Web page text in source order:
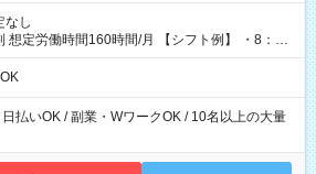
なし
時間160時間/月 【シフト例】 ・8：00
払いOK / 副業・WワークOK / 10名以上の大量